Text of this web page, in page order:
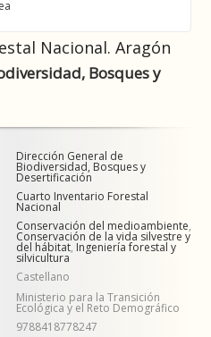
Nacional. Aragón
Bosques y
Dirección General de
Biodiversidad, Bosques y
Desertificación
Cuarto Inventario Forestal
Nacional
Conservación del medioambiente,
Conservación de la vida silvestre y
del hábitat, Ingeniería forestal y
silvicultura
Castellano
Ministerio para la Transición
Ecológica y el Reto Demográfico
9788418778247